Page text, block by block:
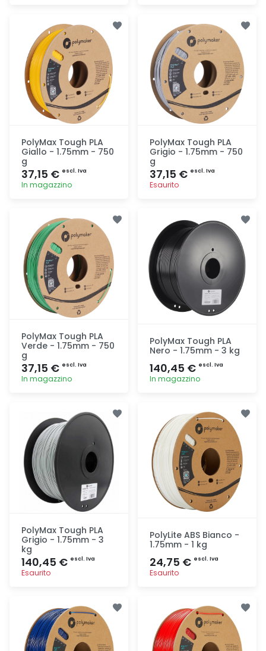
PolyMax Tough PLA
Giallo - 1.75mm - 750
g
37,15 € escl. Iva
In magazzino
PolyMax Tough PLA
Grigio - 1.75mm - 750
g
37,15 € escl. Iva
Esaurito
PolyMax Tough PLA
Verde - 1.75mm - 750
g
37,15 € escl. Iva
In magazzino
PolyMax Tough PLA
Nero - 1.75mm - 3 kg
140,45 € escl. Iva
In magazzino
PolyMax Tough PLA
Grigio - 1.75mm - 3
kg
140,45 € escl. Iva
Esaurito
PolyLite ABS Bianco -
1.75mm - 1 kg
24,75 € escl. Iva
Esaurito